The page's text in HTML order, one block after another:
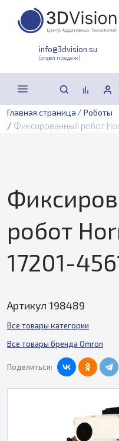
info@3dvision.su
(отдел продаж)
Главная страница / Роботы
/ Фиксированный робот
робот
17201-
Артикул 198489
Все товары категории
Все товары бренда Omron
Поделиться: